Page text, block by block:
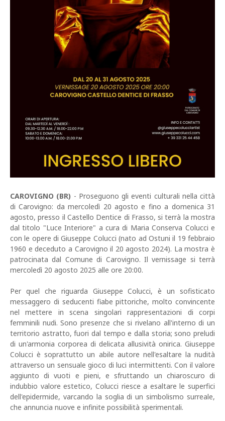
CAROVIGNO (BR) - Proseguono gli eventi culturali nella città
di Carovigno: da mercoledì 20 agosto e fino a domenica 31
agosto, presso il Castello Dentice di Frasso, si terrà la mostra
dal titolo "Luce Interiore" a cura di Maria Conserva Colucci e
con le opere di Giuseppe Colucci (nato ad Ostuni il 19 febbraio
1960 e deceduto a Carovigno il 20 agosto 2024). La mostra è
patrocinata dal Comune di Carovigno. Il vernissage si terrà
mercoledì 20 agosto 2025 alle ore 20:00.
Per quel che riguarda Giuseppe Colucci, è un sofisticato
messaggero di seducenti fiabe pittoriche, molto convincente
nel mettere in scena singolari rappresentazioni di corpi
femminili nudi. Sono presenze che si rivelano all'interno di un
territorio astratto, fuori dal tempo e dalla storia; sono preludi
di un'armonia corporea di delicata allusività onirica. Giuseppe
Colucci è soprattutto un abile autore nell'esaltare la nudità
attraverso un sensuale gioco di luci intermittenti. Con il valore
aggiunto di vuoti e pieni, e sfruttando un chiaroscuro di
indubbio valore estetico, Colucci riesce a esaltare le superfici
dell'epidermide, varcando la soglia di un simbolismo surreale,
che annuncia nuove e infinite possibilità sperimentali.